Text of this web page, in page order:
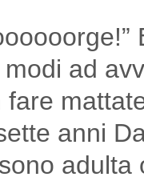
ad
anni